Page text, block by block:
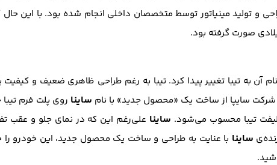
و تولید مینیاتور توسط متخصصان داخلی انجام شده بود. با این
آن به تیبا تغییر پیدا کرد. تیبا به رغم طراحی ظاهری ضعیف و کیفیت
شرکت سایپا از ساخت یک «محصول جدید» با نام ساینا روی پلت فرم
ساینا علی‌رغم این که در نمای جلو و عقب
ساینا با عنایت به طراحی و ساخت یک محصول جدید، این خودرو را